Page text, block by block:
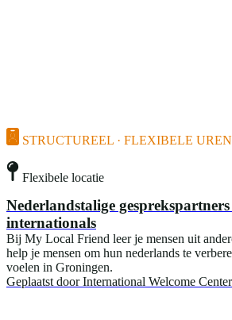
STRUCTUREEL · FLEXIBELE UREN
Flexibele locatie
Nederlandstalige
internationals
Bij My Local Friend leer je mensen uit
help je mensen om hun nederlands te
voelen in Groningen.
Geplaatst door International Welcome